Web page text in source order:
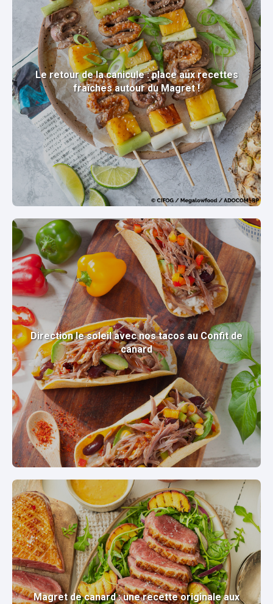
Le retour de la canicule : place aux recettes
fraîches autour du Magret !
Direction le soleil avec nos tacos au Confit de
canard
Magret de canard : une recette originale aux